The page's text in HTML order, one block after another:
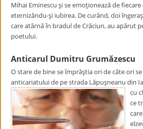
Mihai Eminescu şi se emoţionează de
eternizându-şi iubirea. De curând, doi
care atârnă în bradul de Crăciun, au apărut
poetului.
Anticarul Dumitru Grumăzescu
O stare de bine se împrăştia ori de câte ori
anticariatului de pe strada Lăpuşneanu din
cu
ce